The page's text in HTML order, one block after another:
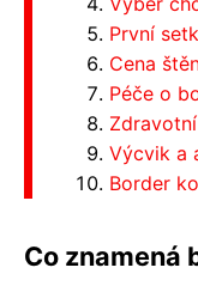
První
Cena
Péče o
Výcvik a
Border
Co znamená